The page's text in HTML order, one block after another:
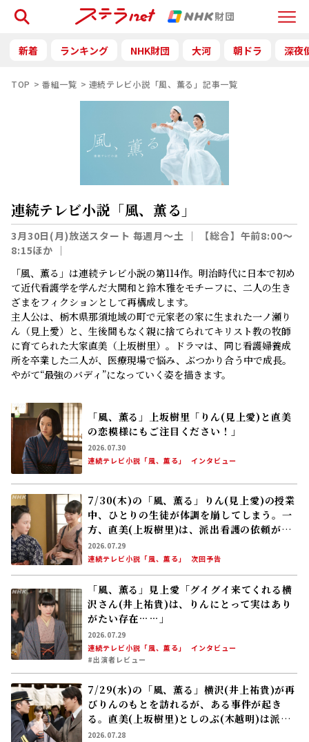
Menu
検索
新着 ランキング NHK財団 大河 朝ドラ 深夜
TOP 番組一覧 連続テレビ小説「風、薫る」記事一覧
連続テレビ小説「風、薫る」
3月30日(月)放送スタート 毎週月～土 ｜
【総合】午前8:00～
8:15ほか ｜
「風、薫る」は連続テレビ小説の第114作。明治時代に日本で初め
て近代看護学を学んだ大関和と鈴木雅をモチーフに、二人の生き
ざまをフィクションとして再構成します。
主人公は、栃木県那須地域の町で元家老の家に生まれた一ノ瀬り
ん（見上愛）と、生後間もなく親に捨てられてキリスト教の牧師
に育てられた大家直美（上坂樹里）。ドラマは、同じ看護婦養成
所を卒業した二人が、医療現場で悩み、ぶつかり合う中で成長。
やがて“最強のバディ”になっていく姿を描きます。
「風、薫る」上坂樹里「りん(見上愛)と直美
の恋模様にもご注目ください！」
2026.07.30
連続テレビ小説「風、薫る」
インタビュー
7/30(木)の「風、薫る」りん(見上愛)の授業
中、ひとりの生徒が体調を崩してしまう。一
方、直美(上坂樹里)は、派出看護の依頼がな
かなか来ず、頭を悩ませていた
2026.07.29
連続テレビ小説「風、薫る」
次回予告
「風、薫る」見上愛「グイグイ来てくれる横
沢さん(井上祐貴)は、りんにとって実はあり
がたい存在……」
2026.07.29
連続テレビ小説「風、薫る」
インタビュー
#出演者レビュー
7/29(水)の「風、薫る」横沢(井上祐貴)が再
びりんのもとを訪れるが、ある事件が起き
る。直美(上坂樹里)としのぶ(木越明)は派出
看護を行う派出看護婦会を立ち上げる
2026.07.28